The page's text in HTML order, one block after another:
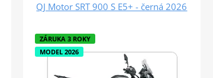
QJ Motor SRT 900 S E5+ - černá 2026
ZÁRUKA 3 ROKY
MODEL 2026